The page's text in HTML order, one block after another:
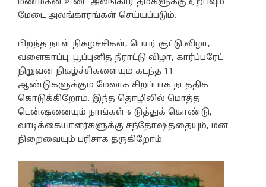
மேடை அலங்காரங்கள் செய்யப்படும்.
பிறந்த நாள் நிகழ்ச்சிகள், பெயர் சூட்டு விழா,
வளைகாப்பு, பூப்புனித நீராட்டு விழா, கார்ப்பரேட்
நிறுவன நிகழ்ச்சிகளையும் கடந்த 11
ஆண்டுகளுக்கும் மேலாக சிறப்பாக நடத்திக்
கொடுக்கிறோம். இந்த தொழிலில் மொத்த
டென்ஷனையும் நாங்கள் எடுத்துக் கொண்டு,
வாடிக்கையாளர்களுக்கு சந்தோஷத்தையும், மன
நிறைவையும் பரிசாக தருகிறோம்.